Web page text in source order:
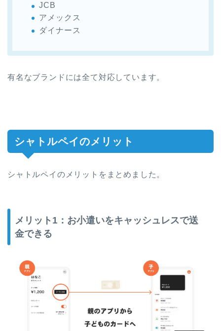
JCB
アメックス
ダイナース
有名なブランドには全て対応しています。
シャトルペイのメリット
シャトルペイのメリットをまとめました。
メリット1：お小遣いをキャッシュレスで送
金できる